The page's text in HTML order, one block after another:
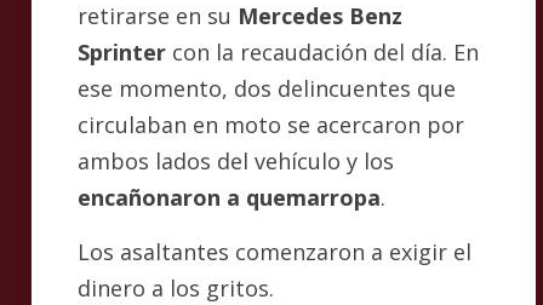
retirarse en su Mercedes Benz
Sprinter con la recaudación del día. En
ese momento, dos delincuentes que
circulaban en moto se acercaron por
ambos lados del vehículo y los
encañonaron a quemarropa.
Los asaltantes comenzaron a exigir el
dinero a los gritos.